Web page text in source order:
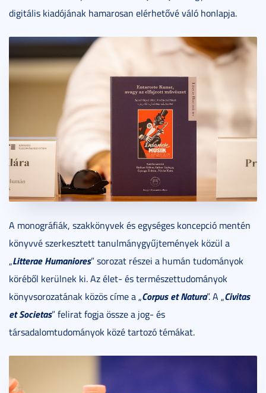
digitális kiadójának hamarosan elérhetővé váló honlapja.
A monográfiák, szakkönyvek és egységes koncepció mentén
könyvvé szerkesztett tanulmánygyűjtemények közül a
„Litterae Humaniores” sorozat részei a humán tudományok
köréből kerülnek ki. Az élet- és természettudományok
könyvsorozatának közös címe a „Corpus et Natura”. A „Civitas
et Societas” felirat fogja össze a jog- és
társadalomtudományok közé tartozó témákat.